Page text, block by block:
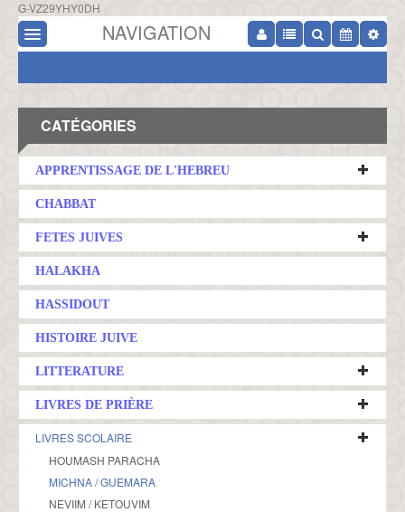
G-VZ29YHY0DH
NAVIGATION
CATÉGORIES
APPRENTISSAGE DE L'HEBREU
CHABBAT
FETES JUIVES
HALAKHA
HASSIDOUT
HISTOIRE JUIVE
LITTERATURE
LIVRES DE PRIÈRE
LIVRES SCOLAIRE
HOUMASH PARACHA
MICHNA / GUEMARA
NEVIIM / KETOUVIM